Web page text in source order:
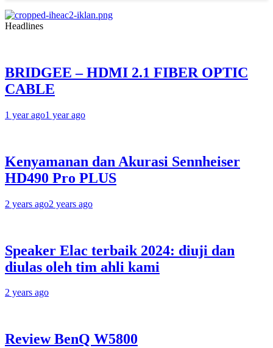
Headlines
BRIDGEE – HDMI 2.1 FIBER OPTIC
CABLE
1 year ago1 year ago
Kenyamanan dan Akurasi Sennheiser
HD490 Pro PLUS
2 years ago2 years ago
Speaker Elac terbaik 2024: diuji dan
diulas oleh tim ahli kami
2 years ago
Review BenQ W5800